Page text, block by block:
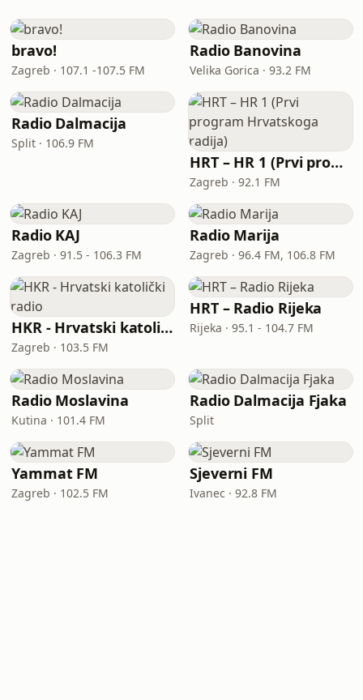
bravo!
Zagreb · 107.1 -107.5 FM
Radio Banovina
Velika Gorica · 93.2 FM
Radio Dalmacija
Split · 106.9 FM
HRT – HR 1 (Prvi program Hrvatskoga radija)
Zagreb · 92.1 FM
Radio KAJ
Zagreb · 91.5 - 106.3 FM
Radio Marija
Zagreb · 96.4 FM, 106.8 FM
HKR - Hrvatski katolički radio
Zagreb · 103.5 FM
HRT – Radio Rijeka
Rijeka · 95.1 - 104.7 FM
Radio Moslavina
Kutina · 101.4 FM
Radio Dalmacija Fjaka
Split
Yammat FM
Zagreb · 102.5 FM
Sjeverni FM
Ivanec · 92.8 FM